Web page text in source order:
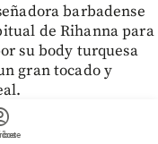
barbadense
de Rihanna para
su body turquesa
gran tocado y